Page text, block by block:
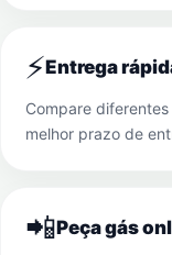
⚡Entrega
Compare
melhor prazo de
📲Peça gás